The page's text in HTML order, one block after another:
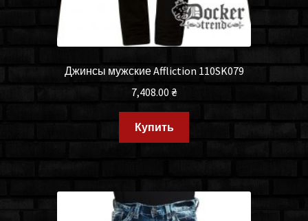
Джинсы мужские Affliction 110SK079
7,408.00 ₴
Купить